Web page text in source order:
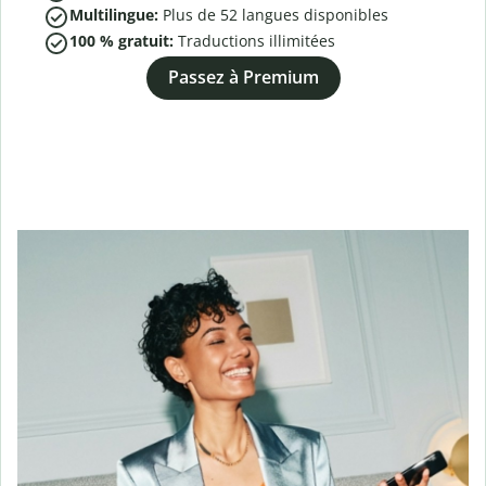
Multilingue: Plus de 52 langues disponibles
100 % gratuit: Traductions illimitées
Passez à Premium